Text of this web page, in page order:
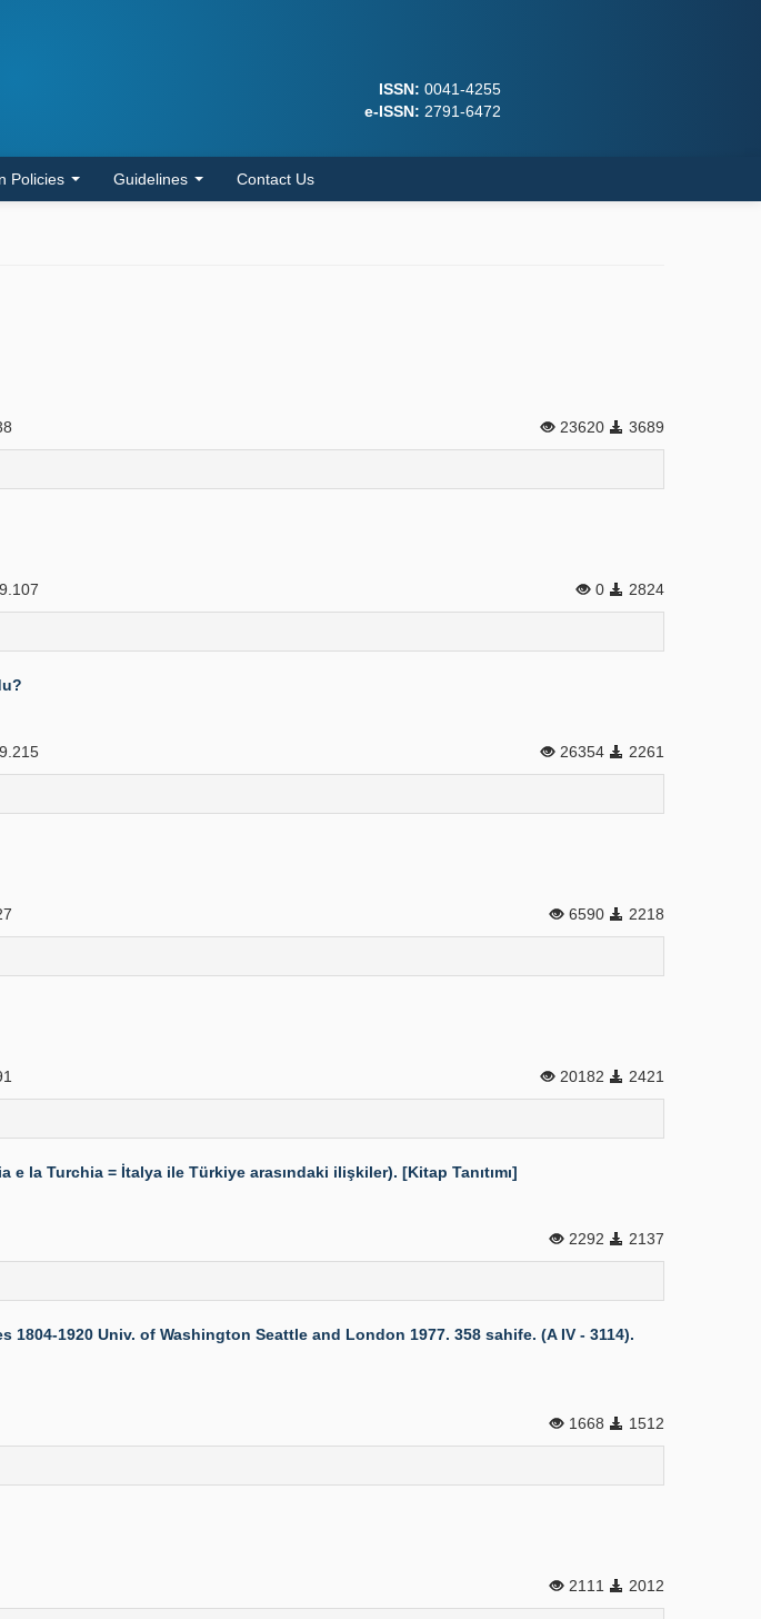
ISSN: 0041-4255
e-ISSN: 2791-6472
Policies Guidelines Contact Us
23620 3689
0 2824
26354 2261
6590 2218
20182 2421
e la Turchia = İtalya ile Türkiye arasındaki ilişkiler). [Kitap Tanıtımı]
2292 2137
1920 Univ. of Washington Seattle and London 1977. 358 sahife. (A IV - 3114).
1668 1512
2111 2012